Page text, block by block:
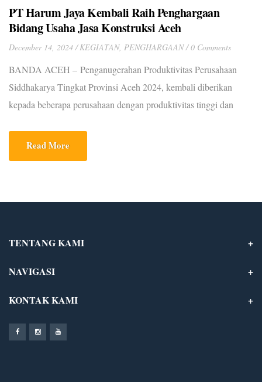
PT Harum Jaya Kembali Raih Penghargaan
Bidang Usaha Jasa Konstruksi Aceh
December 14, 2024 KEGIATAN, PENGHARGAAN 0 Comments
BANDA ACEH – Penganugerahan Produktivitas Perusahaan
Siddhakarya Tingkat Provinsi Aceh 2024, kembali diberikan
kepada beberapa perusahaan dengan produktivitas tinggi dan
provinsi. Salah satunya PT Harum Jaya, yang merupakan satu-
satunya perusahaan bergerak dibidang jasa konstruksi swasta di
Read More
TENTANG KAMI
NAVIGASI
KONTAK KAMI